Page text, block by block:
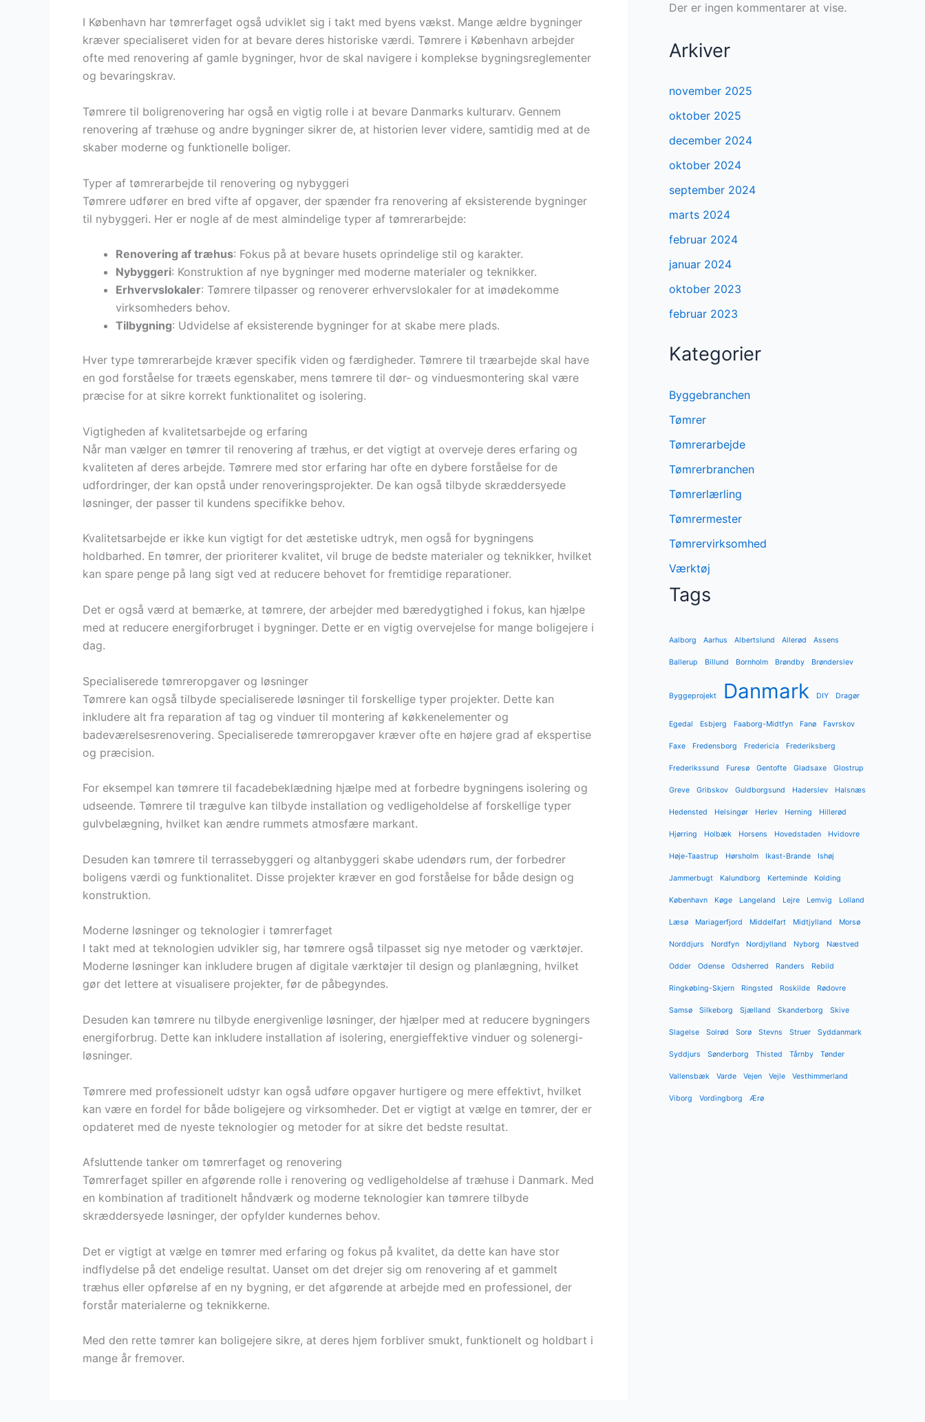
I København har tømrerfaget også udviklet sig i takt med byens vækst. Mange ældre bygninger
kræver specialiseret viden for at bevare deres historiske værdi. Tømrere i København arbejder
ofte med renovering af gamle bygninger, hvor de skal navigere i komplekse bygningsreglementer
og bevaringskrav.
Tømrere til boligrenovering har også en vigtig rolle i at bevare Danmarks kulturarv. Gennem
renovering af træhuse og andre bygninger sikrer de, at historien lever videre, samtidig med at de
skaber moderne og funktionelle boliger.
Typer af tømrerarbejde til renovering og nybyggeri
Tømrere udfører en bred vifte af opgaver, der spænder fra renovering af eksisterende bygninger
til nybyggeri. Her er nogle af de mest almindelige typer af tømrerarbejde:
Renovering af træhus: Fokus på at bevare husets oprindelige stil og karakter.
Nybyggeri: Konstruktion af nye bygninger med moderne materialer og teknikker.
Erhvervslokaler: Tømrere tilpasser og renoverer erhvervslokaler for at imødekomme
virksomheders behov.
Tilbygning: Udvidelse af eksisterende bygninger for at skabe mere plads.
Hver type tømrerarbejde kræver specifik viden og færdigheder. Tømrere til træarbejde skal have
en god forståelse for træets egenskaber, mens tømrere til dør- og vinduesmontering skal være
præcise for at sikre korrekt funktionalitet og isolering.
Vigtigheden af kvalitetsarbejde og erfaring
Når man vælger en tømrer til renovering af træhus, er det vigtigt at overveje deres erfaring og
kvaliteten af deres arbejde. Tømrere med stor erfaring har ofte en dybere forståelse for de
udfordringer, der kan opstå under renoveringsprojekter. De kan også tilbyde skræddersyede
løsninger, der passer til kundens specifikke behov.
Kvalitetsarbejde er ikke kun vigtigt for det æstetiske udtryk, men også for bygningens
holdbarhed. En tømrer, der prioriterer kvalitet, vil bruge de bedste materialer og teknikker, hvilket
kan spare penge på lang sigt ved at reducere behovet for fremtidige reparationer.
Det er også værd at bemærke, at tømrere, der arbejder med bæredygtighed i fokus, kan hjælpe
med at reducere energiforbruget i bygninger. Dette er en vigtig overvejelse for mange boligejere i
dag.
Specialiserede tømreropgaver og løsninger
Tømrere kan også tilbyde specialiserede løsninger til forskellige typer projekter. Dette kan
inkludere alt fra reparation af tag og vinduer til montering af køkkenelementer og
badeværelsesrenovering. Specialiserede tømreropgaver kræver ofte en højere grad af ekspertise
og præcision.
For eksempel kan tømrere til facadebeklædning hjælpe med at forbedre bygningens isolering og
udseende. Tømrere til trægulve kan tilbyde installation og vedligeholdelse af forskellige typer
gulvbelægning, hvilket kan ændre rummets atmosfære markant.
Desuden kan tømrere til terrassebyggeri og altanbyggeri skabe udendørs rum, der forbedrer
boligens værdi og funktionalitet. Disse projekter kræver en god forståelse for både design og
konstruktion.
Moderne løsninger og teknologier i tømrerfaget
I takt med at teknologien udvikler sig, har tømrere også tilpasset sig nye metoder og værktøjer.
Moderne løsninger kan inkludere brugen af digitale værktøjer til design og planlægning, hvilket
gør det lettere at visualisere projekter, før de påbegyndes.
Desuden kan tømrere nu tilbyde energivenlige løsninger, der hjælper med at reducere bygningers
energiforbrug. Dette kan inkludere installation af isolering, energieffektive vinduer og solenergi-
løsninger.
Tømrere med professionelt udstyr kan også udføre opgaver hurtigere og mere effektivt, hvilket
kan være en fordel for både boligejere og virksomheder. Det er vigtigt at vælge en tømrer, der er
opdateret med de nyeste teknologier og metoder for at sikre det bedste resultat.
Afsluttende tanker om tømrerfaget og renovering
Tømrerfaget spiller en afgørende rolle i renovering og vedligeholdelse af træhuse i Danmark. Med
en kombination af traditionelt håndværk og moderne teknologier kan tømrere tilbyde
skræddersyede løsninger, der opfylder kundernes behov.
Det er vigtigt at vælge en tømrer med erfaring og fokus på kvalitet, da dette kan have stor
indflydelse på det endelige resultat. Uanset om det drejer sig om renovering af et gammelt
træhus eller opførelse af en ny bygning, er det afgørende at arbejde med en professionel, der
forstår materialerne og teknikkerne.
Med den rette tømrer kan boligejere sikre, at deres hjem forbliver smukt, funktionelt og holdbart i
mange år fremover.
Der er ingen kommentarer at vise.
Arkiver
november 2025
oktober 2025
december 2024
oktober 2024
september 2024
marts 2024
februar 2024
januar 2024
oktober 2023
februar 2023
Kategorier
Byggebranchen
Tømrer
Tømrerarbejde
Tømrerbranchen
Tømrerlærling
Tømrermester
Tømrervirksomhed
Værktøj
Tags
Aalborg Aarhus Albertslund Allerød Assens
Ballerup Billund Bornholm Brøndby Brønderslev
Byggeprojekt Danmark DIY Dragør
Egedal Esbjerg Faaborg-Midtfyn Fanø Favrskov
Faxe Fredensborg Fredericia Frederiksberg
Frederikssund Furesø Gentofte Gladsaxe Glostrup
Greve Gribskov Guldborgsund Haderslev Halsnæs
Hedensted Helsingør Herlev Herning Hillerød
Hjørring Holbæk Horsens Hovedstaden Hvidovre
Høje-Taastrup Hørsholm Ikast-Brande Ishøj
Jammerbugt Kalundborg Kerteminde Kolding
København Køge Langeland Lejre Lemvig Lolland
Læsø Mariagerfjord Middelfart Midtjylland Morsø
Norddjurs Nordfyn Nordjylland Nyborg Næstved
Odder Odense Odsherred Randers Rebild
Ringkøbing-Skjern Ringsted Roskilde Rødovre
Samsø Silkeborg Sjælland Skanderborg Skive
Slagelse Solrød Sorø Stevns Struer Syddanmark
Syddjurs Sønderborg Thisted Tårnby Tønder
Vallensbæk Varde Vejen Vejle Vesthimmerland
Viborg Vordingborg Ærø